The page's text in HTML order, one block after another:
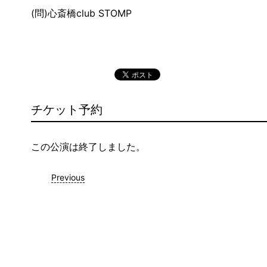
(問)心斎橋club STOMP
チケット予約
この公演は終了しました。
Previous